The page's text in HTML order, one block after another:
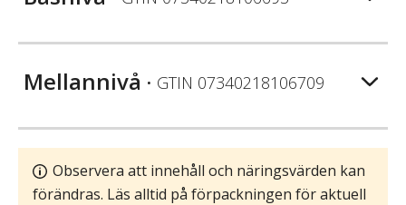
Mellannivå • GTIN 07340218106709
Observera att innehåll och näringsvärden kan
förändras. Läs alltid på förpackningen för aktuell